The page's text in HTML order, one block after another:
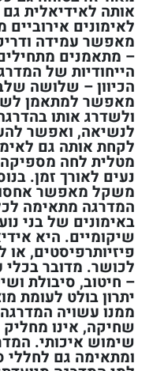
אותה לאידיאלית גם
לאימונים
מאפשר עמידה
– מתאמנים
הייחודיות של
הכיוון – שלושה
מאפשר למתאמן
ולשדרג אותו
לנשיאה, ואפשר
לקחת אותה גם
מטלית לחה
נעים לאורך זמן.
משקל מאפשר
המדרגה מתאימה
באימונים של בני
שיקומיים. היא
פיזיותרפיסטים,
לכושר. מדובר בכלי
– חיטוב, סיבולת
יתרון בולט לעומת
ממנו עשויה
שחיקה, אינו
שימוש איכותי.
ומתאימה גם לחללי